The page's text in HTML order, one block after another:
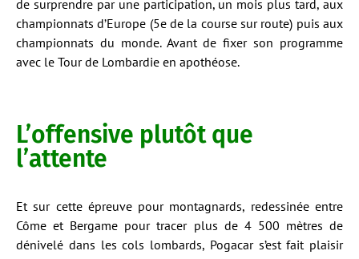
de surprendre par une participation, un mois plus tard, aux
championnats d’Europe (5e de la course sur route) puis aux
championnats du monde. Avant de fixer son programme
avec le Tour de Lombardie en apothéose.
L’offensive plutôt que
l’attente
Et sur cette épreuve pour montagnards, redessinée entre
Côme et Bergame pour tracer plus de 4 500 mètres de
dénivelé dans les cols lombards, Pogacar s’est fait plaisir